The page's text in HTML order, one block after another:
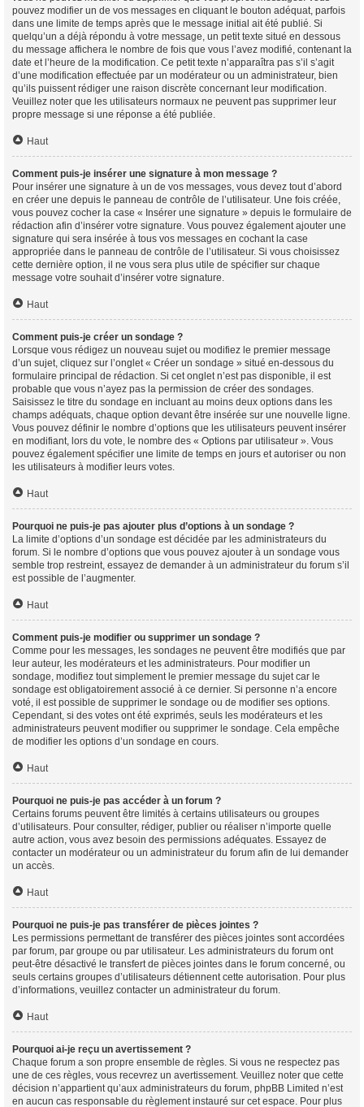
pouvez modifier un de vos messages en cliquant le bouton adéquat, parfois
dans une limite de temps après que le message initial ait été publié. Si
quelqu’un a déjà répondu à votre message, un petit texte situé en dessous
du message affichera le nombre de fois que vous l’avez modifié, contenant la
date et l’heure de la modification. Ce petit texte n’apparaîtra pas s’il s’agit
d’une modification effectuée par un modérateur ou un administrateur, bien
qu’ils puissent rédiger une raison discrète concernant leur modification.
Veuillez noter que les utilisateurs normaux ne peuvent pas supprimer leur
propre message si une réponse a été publiée.
Haut
Comment puis-je insérer une signature à mon message ?
Pour insérer une signature à un de vos messages, vous devez tout d’abord
en créer une depuis le panneau de contrôle de l’utilisateur. Une fois créée,
vous pouvez cocher la case « Insérer une signature » depuis le formulaire de
rédaction afin d’insérer votre signature. Vous pouvez également ajouter une
signature qui sera insérée à tous vos messages en cochant la case
appropriée dans le panneau de contrôle de l’utilisateur. Si vous choisissez
cette dernière option, il ne vous sera plus utile de spécifier sur chaque
message votre souhait d’insérer votre signature.
Haut
Comment puis-je créer un sondage ?
Lorsque vous rédigez un nouveau sujet ou modifiez le premier message
d’un sujet, cliquez sur l’onglet « Créer un sondage » situé en-dessous du
formulaire principal de rédaction. Si cet onglet n’est pas disponible, il est
probable que vous n’ayez pas la permission de créer des sondages.
Saisissez le titre du sondage en incluant au moins deux options dans les
champs adéquats, chaque option devant être insérée sur une nouvelle ligne.
Vous pouvez définir le nombre d’options que les utilisateurs peuvent insérer
en modifiant, lors du vote, le nombre des « Options par utilisateur ». Vous
pouvez également spécifier une limite de temps en jours et autoriser ou non
les utilisateurs à modifier leurs votes.
Haut
Pourquoi ne puis-je pas ajouter plus d’options à un sondage ?
La limite d’options d’un sondage est décidée par les administrateurs du
forum. Si le nombre d’options que vous pouvez ajouter à un sondage vous
semble trop restreint, essayez de demander à un administrateur du forum s’il
est possible de l’augmenter.
Haut
Comment puis-je modifier ou supprimer un sondage ?
Comme pour les messages, les sondages ne peuvent être modifiés que par
leur auteur, les modérateurs et les administrateurs. Pour modifier un
sondage, modifiez tout simplement le premier message du sujet car le
sondage est obligatoirement associé à ce dernier. Si personne n’a encore
voté, il est possible de supprimer le sondage ou de modifier ses options.
Cependant, si des votes ont été exprimés, seuls les modérateurs et les
administrateurs peuvent modifier ou supprimer le sondage. Cela empêche
de modifier les options d’un sondage en cours.
Haut
Pourquoi ne puis-je pas accéder à un forum ?
Certains forums peuvent être limités à certains utilisateurs ou groupes
d’utilisateurs. Pour consulter, rédiger, publier ou réaliser n’importe quelle
autre action, vous avez besoin des permissions adéquates. Essayez de
contacter un modérateur ou un administrateur du forum afin de lui demander
un accès.
Haut
Pourquoi ne puis-je pas transférer de pièces jointes ?
Les permissions permettant de transférer des pièces jointes sont accordées
par forum, par groupe ou par utilisateur. Les administrateurs du forum ont
peut-être désactivé le transfert de pièces jointes dans le forum concerné, ou
seuls certains groupes d’utilisateurs détiennent cette autorisation. Pour plus
d’informations, veuillez contacter un administrateur du forum.
Haut
Pourquoi ai-je reçu un avertissement ?
Chaque forum a son propre ensemble de règles. Si vous ne respectez pas
une de ces règles, vous recevrez un avertissement. Veuillez noter que cette
décision n’appartient qu’aux administrateurs du forum, phpBB Limited n’est
en aucun cas responsable du règlement instauré sur cet espace. Pour plus